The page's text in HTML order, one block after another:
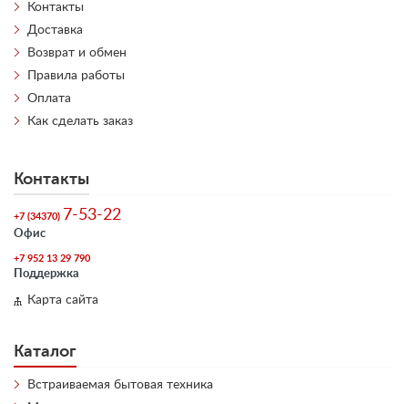
Контакты
Доставка
Возврат и обмен
Правила работы
Оплата
Как сделать заказ
Контакты
+7 (34370) 7-53-22
Офис
+7 952 13 29 790
Поддержка
Карта сайта
Каталог
Встраиваемая бытовая техника